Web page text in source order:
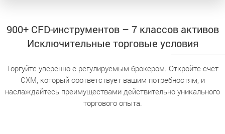
900+ CFD-инструментов – 7 классов активов
Исключительные торговые условия
Торгуйте уверенно с регулируемым брокером. Откройте счет
CXM, который соответствует вашим потребностям, и
наслаждайтесь преимуществами действительно уникального
торгового опыта.